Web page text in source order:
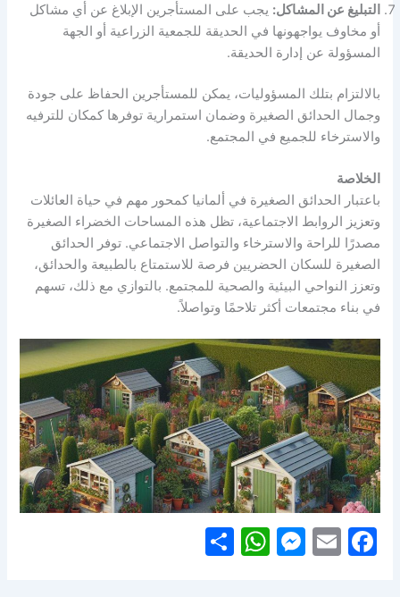
التبليغ عن المشاكل: يجب على المستأجرين الإبلاغ عن أي مشاكل
أو مخاوف يواجهونها في الحديقة للجمعية الزراعية أو الجهة
المسؤولة عن إدارة الحديقة.
بالالتزام بتلك المسؤوليات، يمكن للمستأجرين الحفاظ على جودة
وجمال الحدائق الصغيرة وضمان استمرارية توفرها كمكان للترفيه
والاسترخاء للجميع في المجتمع.
الخلاصة
باعتبار الحدائق الصغيرة في ألمانيا كمحور مهم في حياة العائلات
وتعزيز الروابط الاجتماعية، تظل هذه المساحات الخضراء الصغيرة
مصدرًا للراحة والاسترخاء والتواصل الاجتماعي. توفر الحدائق
الصغيرة للسكان الحضريين فرصة للاستمتاع بالطبيعة والحدائق،
وتعزز النواحي البيئية والصحية للمجتمع. بالتوازي مع ذلك، تسهم
في بناء مجتمعات أكثر تلاحمًا وتواصلاً.
F
E
M
W